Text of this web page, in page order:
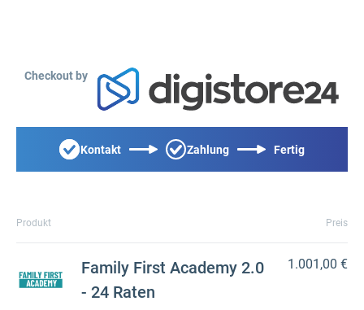
Checkout by
Kontakt Zahlung Fertig
Produkt Preis
Family First Academy 2.0
- 24 Raten
1.001,00 €